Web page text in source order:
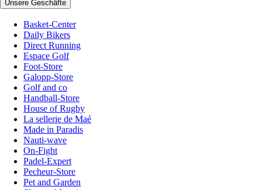
Unsere Geschäfte
Basket-Center
Daily Bikers
Direct Running
Espace Golf
Foot-Store
Galopp-Store
Golf and co
Handball-Store
House of Rugby
La sellerie de Maé
Made in Paradis
Nauti-wave
On-Fight
Padel-Expert
Pecheur-Store
Pet and Garden